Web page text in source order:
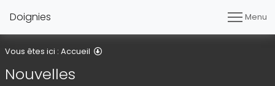
Doignies Menu
Vous êtes ici : Accueil
Nouvelles